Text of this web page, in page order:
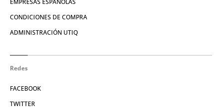
EMPRESAS ESPAÑOLAS
CONDICIONES DE COMPRA
ADMINISTRACIÓN UTIQ
Redes
FACEBOOK
TWITTER